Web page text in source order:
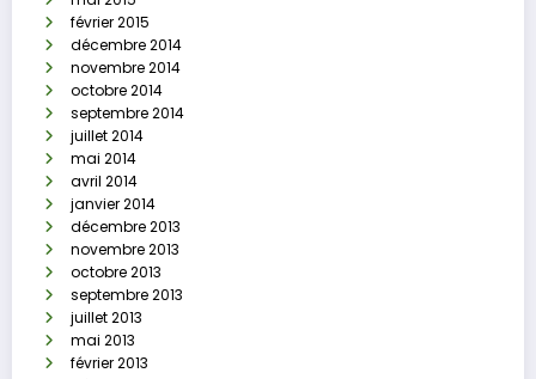
février 2015
décembre 2014
novembre 2014
octobre 2014
septembre 2014
juillet 2014
mai 2014
avril 2014
janvier 2014
décembre 2013
novembre 2013
octobre 2013
septembre 2013
juillet 2013
mai 2013
février 2013